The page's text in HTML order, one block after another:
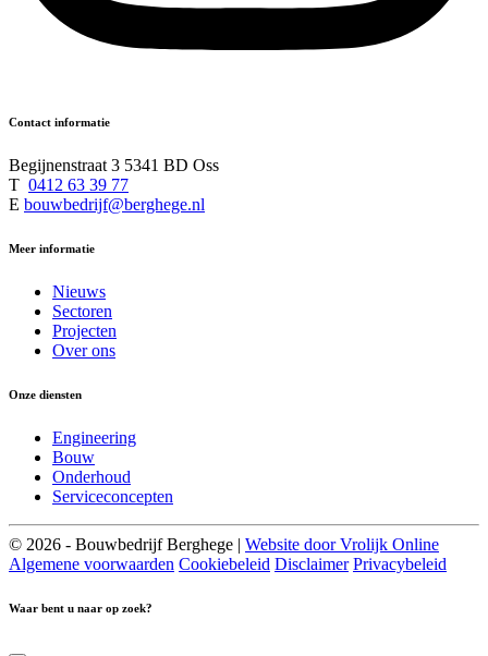
Contact informatie
Begijnenstraat 3 5341 BD Oss
T 0412 63 39 77
E bouwbedrijf@berghege.nl
Meer informatie
Nieuws
Sectoren
Projecten
Over ons
Onze diensten
Engineering
Bouw
Onderhoud
Serviceconcepten
© 2026 - Bouwbedrijf Berghege | Website door Vrolijk Online
Algemene voorwaarden Cookiebeleid Disclaimer Privacybeleid
Waar bent u naar op zoek?